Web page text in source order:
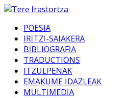
POESIA
IRITZI-SAIAKERA
BIBLIOGRAFIA
TRADUCTIONS
ITZULPENAK
EMAKUME IDAZLEAK
MULTIMEDIA